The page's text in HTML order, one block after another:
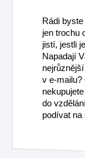
Rádi
jen trochu
jistí, jestli
Napadají
v e-mailu?
do
podívat na